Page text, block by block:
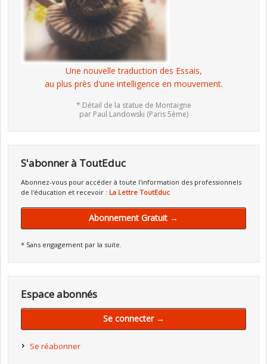
Une nouvelle traduction des Essais,
au plus près d'une intelligence en mouvement.
* Détail de la statue de Montaigne
par Paul Landowski (Paris 5ème)
S'abonner à ToutEduc
Abonnez-vous pour accéder à toute l'information des professionnels
de l'éducation et recevoir : La Lettre ToutEduc
Abonnement Gratuit →
* Sans engagement par la suite.
Espace abonnés
Se connecter →
Se réabonner